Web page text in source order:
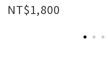
NT$1,800